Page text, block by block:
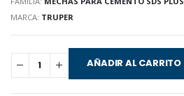
MARCA: TRUPER
AÑADIR AL CARRITO